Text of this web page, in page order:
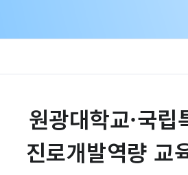
원광대학교·국립
진로개발역량 교